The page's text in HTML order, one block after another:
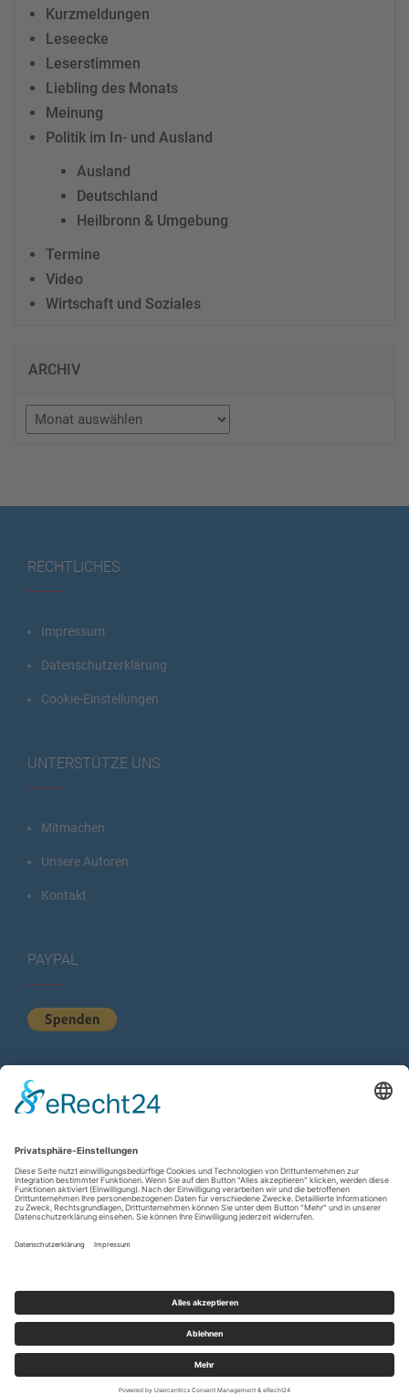
Kurzmeldungen
Leseecke
Leserstimmen
Liebling des Monats
Meinung
Politik im In- und Ausland
Ausland
Deutschland
Heilbronn & Umgebung
Termine
Video
Wirtschaft und Soziales
ARCHIV
Archiv
RECHTLICHES
Impressum
Datenschutzerklärung
Cookie-Einstellungen
UNTERSTÜTZE UNS
Mitmachen
Unsere Autoren
Kontakt
PAYPAL
KURZSTATISTIK
Total Views:616.074
Besucher gesamt:225.935
Gesamt Beiträge:
Copyright © 2026wir-hn.de – wirland.eu. All rights reserved.
Designed byFameThemes